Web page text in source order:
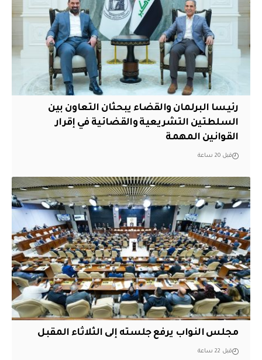
رئيسا البرلمان والقضاء يبحثان التعاون بين
السلطتين التشريعية والقضائية في إقرار
القوانين المهمة
قبل 20 ساعة
مجلس النواب يرفع جلسته إلى الثلاثاء المقبل
قبل 22 ساعة